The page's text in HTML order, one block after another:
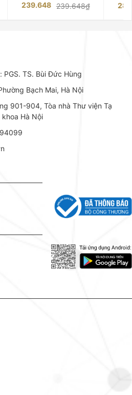
những chuyên gia hàng đầu,
giàu kinh nghiệm trong lĩnh vực
239.648 239.648₫
việc
tế và
lý. Các
TS. Bùi Đức Hùng
Bạch Mai, Hà Nội
901-904, Tòa nhà Thư viện Tạ
Hà Nội